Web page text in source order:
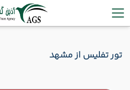
تور تفلیس از مشهد